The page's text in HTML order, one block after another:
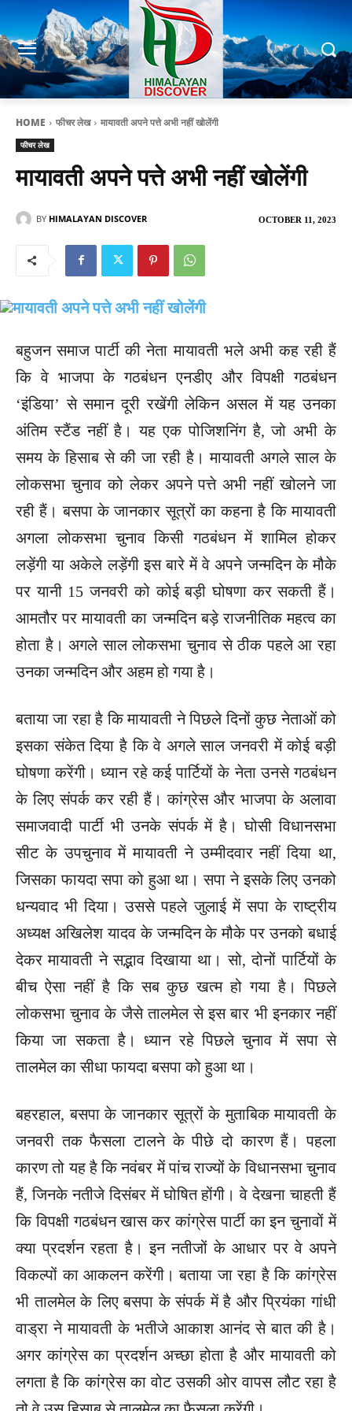
HOME फीचर लेख मायावती अपने पत्ते अभी नहीं खोलेंगी
फीचर लेख
मायावती अपने पत्ते अभी नहीं खोलेंगी
OCTOBER 11, 2023
BY HIMALAYAN DISCOVER
बहुजन समाज पार्टी की नेता मायावती भले अभी कह रही हैं
कि वे भाजपा के गठबंधन एनडीए और विपक्षी गठबंधन
‘इंडिया’ से समान दूरी रखेंगी लेकिन असल में यह उनका
अंतिम स्टैंड नहीं है। यह एक पोजिशनिंग है, जो अभी के
समय के हिसाब से की जा रही है। मायावती अगले साल के
लोकसभा चुनाव को लेकर अपने पत्ते अभी नहीं खोलने जा
रही हैं। बसपा के जानकार सूत्रों का कहना है कि मायावती
अगला लोकसभा चुनाव किसी गठबंधन में शामिल होकर
लड़ेंगी या अकेले लड़ेंगी इस बारे में वे अपने जन्मदिन के मौके
पर यानी 15 जनवरी को कोई बड़ी घोषणा कर सकती हैं।
आमतौर पर मायावती का जन्मदिन बड़े राजनीतिक महत्व का
होता है। अगले साल लोकसभा चुनाव से ठीक पहले आ रहा
उनका जन्मदिन और अहम हो गया है।
बताया जा रहा है कि मायावती ने पिछले दिनों कुछ नेताओं को
इसका संकेत दिया है कि वे अगले साल जनवरी में कोई बड़ी
घोषणा करेंगी। ध्यान रहे कई पार्टियों के नेता उनसे गठबंधन
के लिए संपर्क कर रही हैं। कांग्रेस और भाजपा के अलावा
समाजवादी पार्टी भी उनके संपर्क में है। घोसी विधानसभा
सीट के उपचुनाव में मायावती ने उम्मीदवार नहीं दिया था,
जिसका फायदा सपा को हुआ था। सपा ने इसके लिए उनको
धन्यवाद भी दिया। उससे पहले जुलाई में सपा के राष्ट्रीय
अध्यक्ष अखिलेश यादव के जन्मदिन के मौके पर उनको बधाई
देकर मायावती ने सद्भाव दिखाया था। सो, दोनों पार्टियों के
बीच ऐसा नहीं है कि सब कुछ खत्म हो गया है। पिछले
लोकसभा चुनाव के जैसे तालमेल से इस बार भी इनकार नहीं
किया जा सकता है। ध्यान रहे पिछले चुनाव में सपा से
तालमेल का सीधा फायदा बसपा को हुआ था।
बहरहाल, बसपा के जानकार सूत्रों के मुताबिक मायावती के
जनवरी तक फैसला टालने के पीछे दो कारण हैं। पहला
कारण तो यह है कि नवंबर में पांच राज्यों के विधानसभा चुनाव
हैं, जिनके नतीजे दिसंबर में घोषित होंगी। वे देखना चाहती हैं
कि विपक्षी गठबंधन खास कर कांग्रेस पार्टी का इन चुनावों में
क्या प्रदर्शन रहता है। इन नतीजों के आधार पर वे अपने
विकल्पों का आकलन करेंगी। बताया जा रहा है कि कांग्रेस
भी तालमेल के लिए बसपा के संपर्क में है और प्रियंका गांधी
वाड्रा ने मायावती के भतीजे आकाश आनंद से बात की है।
अगर कांग्रेस का प्रदर्शन अच्छा होता है और मायावती को
लगता है कि कांग्रेस का वोट उसकी ओर वापस लौट रहा है